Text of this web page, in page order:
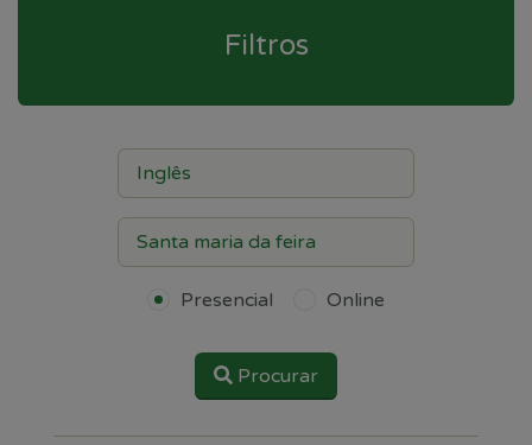
Filtros
Presencial Online
Procurar